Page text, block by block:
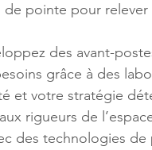
pointe pour relever
des avant-
grâce à des
et votre stratégie
rigueurs de
des technologies